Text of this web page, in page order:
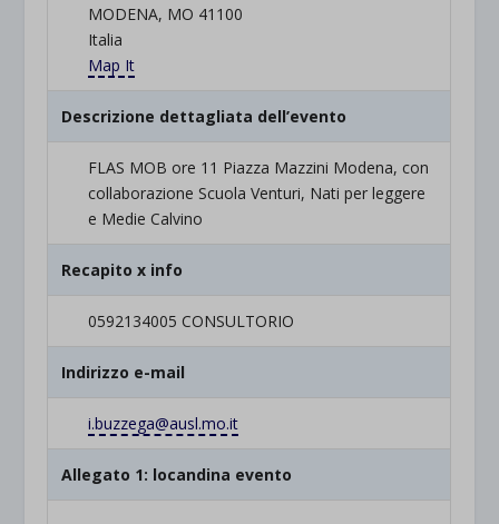
MODENA, MO 41100
Italia
Map It
Descrizione dettagliata dell’evento
FLAS MOB ore 11 Piazza Mazzini Modena, con
collaborazione Scuola Venturi, Nati per leggere
e Medie Calvino
Recapito x info
0592134005 CONSULTORIO
Indirizzo e-mail
i.buzzega@ausl.mo.it
Allegato 1: locandina evento